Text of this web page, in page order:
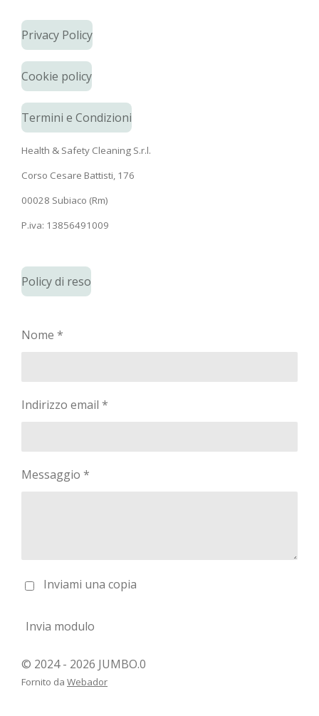
Privacy Policy
Cookie policy
Termini e Condizioni
Health & Safety Cleaning S.r.l.
Corso Cesare Battisti, 176
00028 Subiaco (Rm)
P.iva: 13856491009
Policy di reso
Nome *
Indirizzo email *
Messaggio *
Inviami una copia
Invia modulo
© 2024 - 2026 JUMBO.0
Fornito da Webador